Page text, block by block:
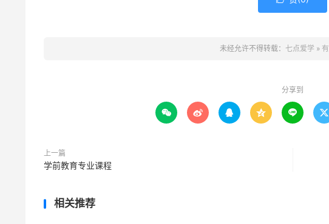
未经允许不得转载： 七点爱学 »
分享到
     
上一篇
学前教育专业课程
相关推荐